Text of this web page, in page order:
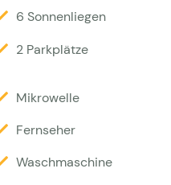
und zwei
gestaltet und läd zum
sowie zwei einfache
Ein Boules Plats
ist es etwa 10
6 Sonnenliegen
2 Parkplätze
Mikrowelle
Fernseher
Waschmaschine